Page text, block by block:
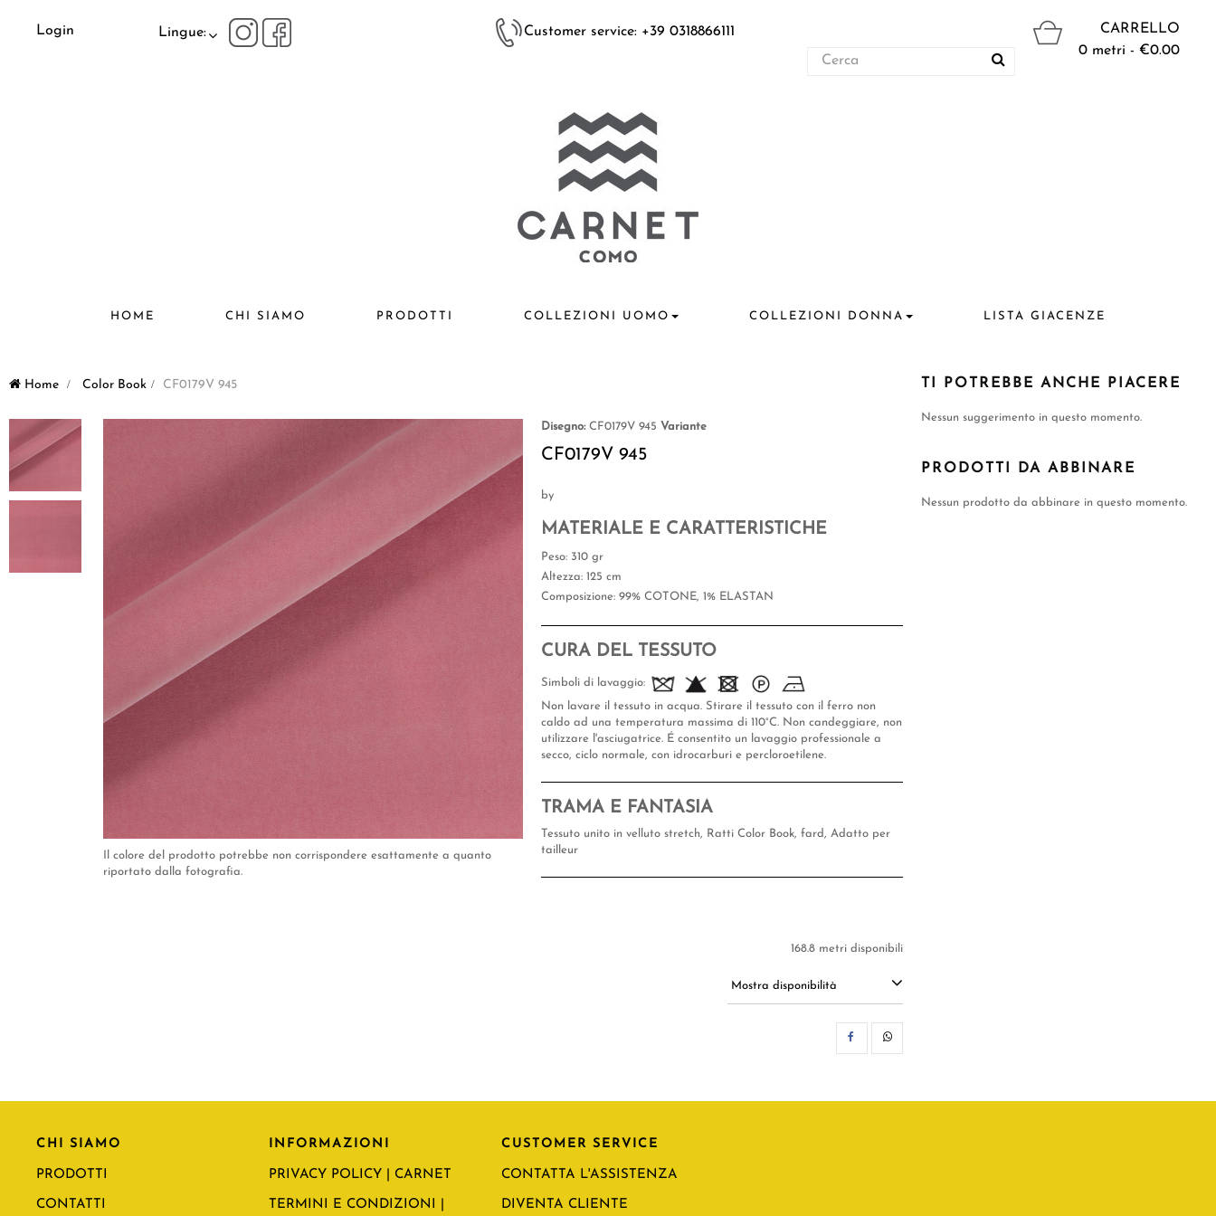
Login Lingue: Customer service: +39 0318866111
CARRELLO
0 metri - €0.00
HOME CHI SIAMO PRODOTTI COLLEZIONI UOMO COLLEZIONI DONNA LISTA GIACENZE
Home > Color Book > CF0179V 945
Il colore del prodotto potrebbe non corrispondere esattamente a quanto
riportato dalla fotografia.
Disegno: CF0179V 945 Variante
CF0179V 945
by
MATERIALE E CARATTERISTICHE
Peso: 310 gr
Altezza: 125 cm
Composizione: 99% COTONE, 1% ELASTAN
CURA DEL TESSUTO
Simboli di lavaggio:
Non lavare il tessuto in acqua. Stirare il tessuto con il ferro non
caldo ad una temperatura massima di 110°C. Non candeggiare, non
utilizzare l'asciugatrice. É consentito un lavaggio professionale a
secco, ciclo normale, con idrocarburi e percloroetilene.
TRAMA E FANTASIA
Tessuto unito in velluto stretch, Ratti Color Book, fard, Adatto per
tailleur
168.8 metri disponibili
Mostra disponibilità
CONDIVIDI
TI POTREBBE ANCHE PIACERE
Nessun suggerimento in questo momento.
PRODOTTI DA ABBINARE
Nessun prodotto da abbinare in questo momento.
CHI SIAMO
PRODOTTI
CONTATTI
INFORMAZIONI
PRIVACY POLICY | CARNET
TERMINI E CONDIZIONI |
CUSTOMER SERVICE
CONTATTA L'ASSISTENZA
DIVENTA CLIENTE